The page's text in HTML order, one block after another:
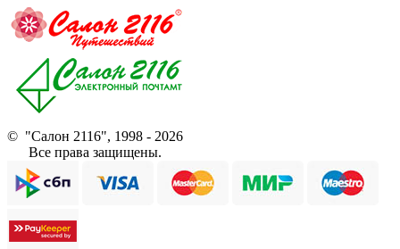
© "Салон 2116", 1998 - 2026
Все права защищены.